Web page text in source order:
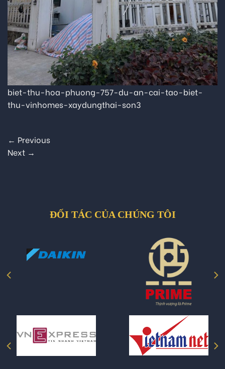
biet-thu-hoa-phuong-757-du-an-cai-tao-biet-
thu-vinhomes-xaydungthai-son3
← Previous
Next →
ĐỐI TÁC CỦA CHÚNG TÔI